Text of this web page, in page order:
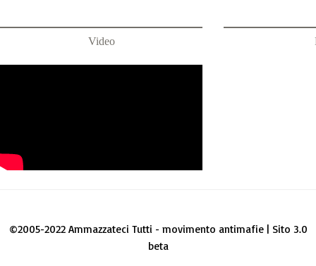
Video
©2005-2022 Ammazzateci Tutti - movimento antimafie | Sito 3.0
beta